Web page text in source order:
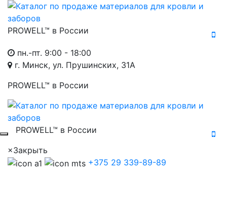
PROWELL™ в России
пн.-пт. 9:00 - 18:00
г. Минск, ул. Прушинских, 31А
PROWELL™ в России
PROWELL™ в России
×Закрыть
+375 29 339-89-89